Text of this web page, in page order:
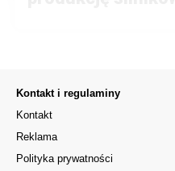
Kontakt i regulaminy
Kontakt
Reklama
Polityka prywatności